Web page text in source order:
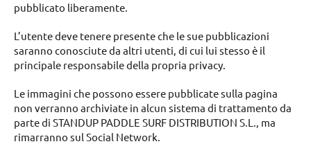
pubblicato liberamente.
L’utente deve tenere presente che le sue pubblicazioni
saranno conosciute da altri utenti, di cui lui stesso è il
principale responsabile della propria privacy.
Le immagini che possono essere pubblicate sulla pagina
non verranno archiviate in alcun sistema di trattamento da
parte di STANDUP PADDLE SURF DISTRIBUTION S.L., ma
rimarranno sul Social Network.